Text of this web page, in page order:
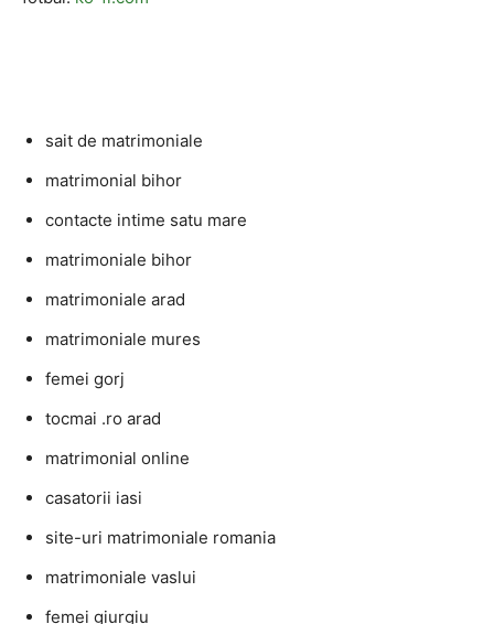
sait de matrimoniale
matrimonial bihor
contacte intime satu mare
matrimoniale bihor
matrimoniale arad
matrimoniale mures
femei gorj
tocmai .ro arad
matrimonial online
casatorii iasi
site-uri matrimoniale romania
matrimoniale vaslui
femei giurgiu